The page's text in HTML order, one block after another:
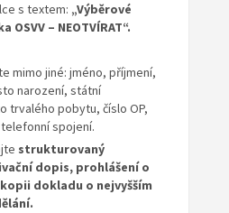
s textem: „Výběrové
– NEOTVÍRAT“.
mimo jiné: jméno, příjmení,
narození, státní
trvalého pobytu, číslo OP,
spojení.
strukturovaný
dopis, prohlášení o
dokladu o nejvyšším